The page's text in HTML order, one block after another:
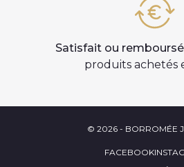
Satisfait ou remboursé
produits achetés
© 2026 - BORROMÉE
FACEBOOK